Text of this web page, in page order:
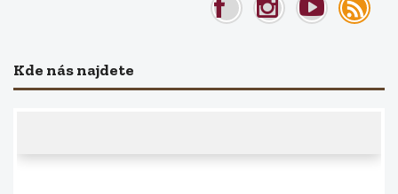
Kde nás najdete